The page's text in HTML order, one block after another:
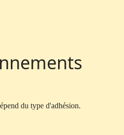
du type d'adhésion.